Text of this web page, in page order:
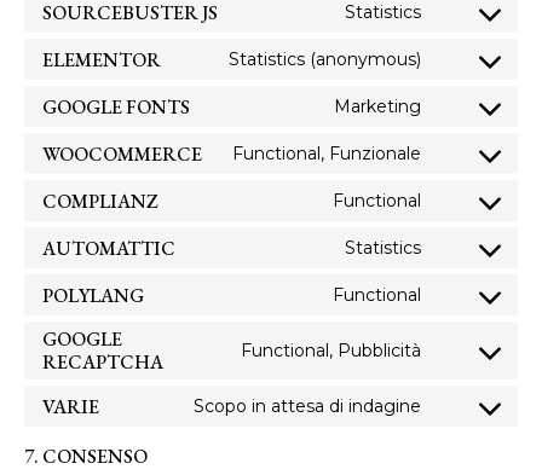
SOURCEBUSTER JS Statistics
ELEMENTOR Statistics (anonymous)
GOOGLE FONTS Marketing
WOOCOMMERCE Functional, Funzionale
COMPLIANZ Functional
AUTOMATTIC Statistics
POLYLANG Functional
GOOGLE
RECAPTCHA
Functional, Pubblicità
VARIE Scopo in attesa di indagine
7. CONSENSO